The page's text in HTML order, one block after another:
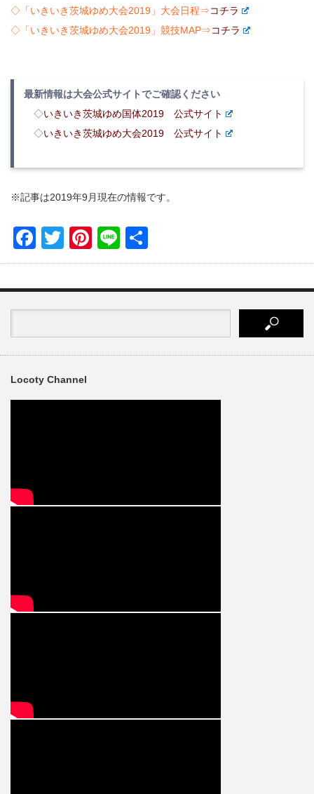
◇「いきいき茨城ゆめ大会2019」大会日程⇒コチラ
◇「いきいき茨城ゆめ大会2019」競技MAP⇒コチラ
最新情報は大会公式サイトでご確認ください
◇いきいき茨城ゆめ国体2019 公式サイト
◇いきいき茨城ゆめ大会2019 公式サイト
※記事は2019年9月現在の情報です。
Facebook
TwitterPinterest
Line
有
Locoty Channel